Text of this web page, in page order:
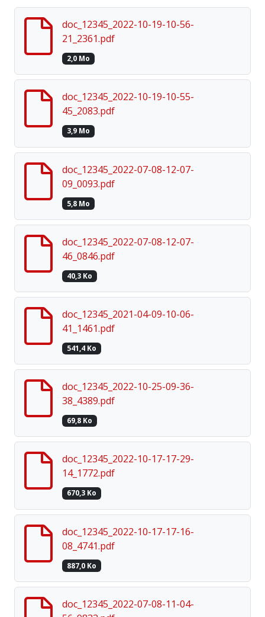
doc_12345_2022-10-19-10-56-
21_2361.pdf
2,0 Mo
doc_12345_2022-10-19-10-55-
45_2083.pdf
3,9 Mo
doc_12345_2022-07-08-12-07-
09_0093.pdf
5,8 Mo
doc_12345_2022-07-08-12-07-
46_0846.pdf
40,3 Ko
doc_12345_2021-04-09-10-06-
41_1461.pdf
541,4 Ko
doc_12345_2022-10-25-09-36-
38_4389.pdf
69,8 Ko
doc_12345_2022-10-17-17-29-
14_1772.pdf
670,3 Ko
doc_12345_2022-10-17-17-16-
08_4741.pdf
887,0 Ko
doc_12345_2022-07-08-11-04-